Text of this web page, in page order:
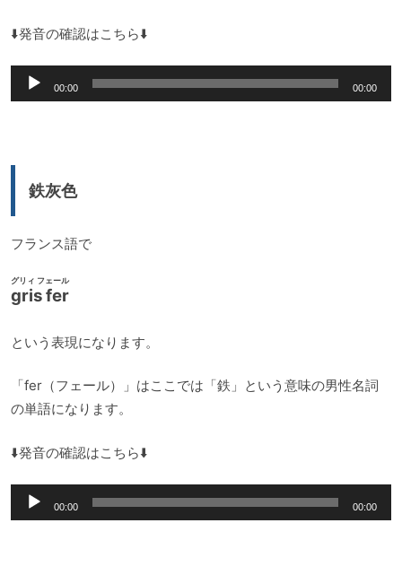
⬇️発音の確認はこちら⬇️
声
00:00 00:00
鉄灰色
フランス語で
gris fer
グリィ フェール
という表現になります。
「fer（フェール）」はここでは「鉄」という意味の男性名詞
の単語になります。
⬇️発音の確認はこちら⬇️
声
00:00 00:00